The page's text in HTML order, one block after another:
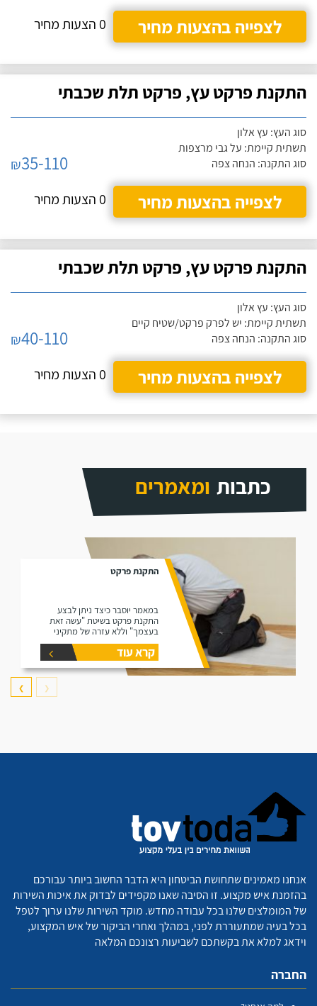
לצפייה בהצעות מחיר
0 הצעות מחיר
התקנת פרקט עץ, פרקט תלת שכבתי
סוג העץ: עץ אלון
תשתית קיימת: על גבי מרצפות
סוג התקנה: הנחה צפה
₪35-110
לצפייה בהצעות מחיר
0 הצעות מחיר
התקנת פרקט עץ, פרקט תלת שכבתי
סוג העץ: עץ אלון
תשתית קיימת: יש לפרק פרקט/שטיח קיים
סוג התקנה: הנחה צפה
₪40-110
לצפייה בהצעות מחיר
0 הצעות מחיר
כתבות ומאמרים
התקנת פרקט
במאמר יוסבר כיצד ניתן לבצע
התקנת פרקט בשיטת "עשה זאת
בעצמך" וללא עזרה של מתקיני
פרקטים.
קרא עוד
❮
❯
אנחנו מאמינים שתחושת הביטחון היא הדבר החשוב ביותר עבורכם
בהזמנת איש מקצוע. זו הסיבה שאנו מקפידים לבדוק את איכות השירות
של המומלצים שלנו בכל עבודה מחדש. מוקד השירות שלנו ערוך לטפל
בכל בעיה שמתעוררת לפני, במהלך ואחרי הביקור של איש המקצוע,
וידאג למלא את בקשתכם לשביעות רצונכם המלאה
החברה